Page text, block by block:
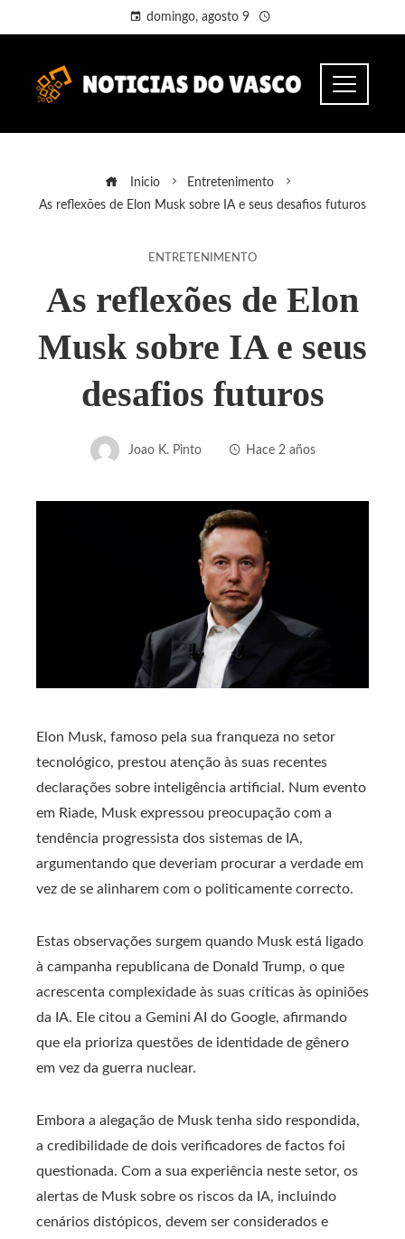
domingo, agosto 9
Inicio
Entretenimento
As reflexões de Elon Musk sobre IA e seus desafios futuros
ENTRETENIMENTO
As reflexões de Elon
Musk sobre IA e seus
desafios futuros
Joao K. Pinto Hace 2 años
Elon Musk, famoso pela sua franqueza no setor
tecnológico, prestou atenção às suas recentes
declarações sobre inteligência artificial. Num evento
em Riade, Musk expressou preocupação com a
tendência progressista dos sistemas de IA,
argumentando que deveriam procurar a verdade em
vez de se alinharem com o politicamente correcto.
Estas observações surgem quando Musk está ligado
à campanha republicana de Donald Trump, o que
acrescenta complexidade às suas críticas às opiniões
da IA. Ele citou a Gemini AI do Google, afirmando
que ela prioriza questões de identidade de gênero
em vez da guerra nuclear.
Embora a alegação de Musk tenha sido respondida,
a credibilidade de dois verificadores de factos foi
questionada. Com a sua experiência neste setor, os
alertas de Musk sobre os riscos da IA, incluindo
cenários distópicos, devem ser considerados e